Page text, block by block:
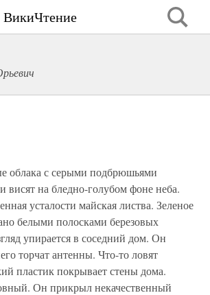
ВикиЧтение
облака с серыми подбрюшьями
на бледно-голубом фоне неба.
усталости майская листва. Зеленое
белыми полосками березовых
упирается в соседний дом. Он
торчат антенны. Что-то ловят
пластик покрывает стены дома.
Он прикрыл некачественный